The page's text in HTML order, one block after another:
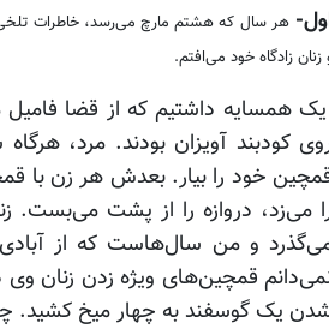
هر سال که هشتم مارچ می‌رسد، خاطرات تلخی
زنان زادگاه خود می‌افتم.
یک همسایه داشتیم که از قضا
کودبند آویزان بودند. مرد،
خود را بیار. بعدش هر زن با
می‌زد، دروازه را از پشت می‌بست.
و من سال‌هاست که از
قمچین‌های ویژه زدن زنان
یک گوسفند به چهار میخ کشید.